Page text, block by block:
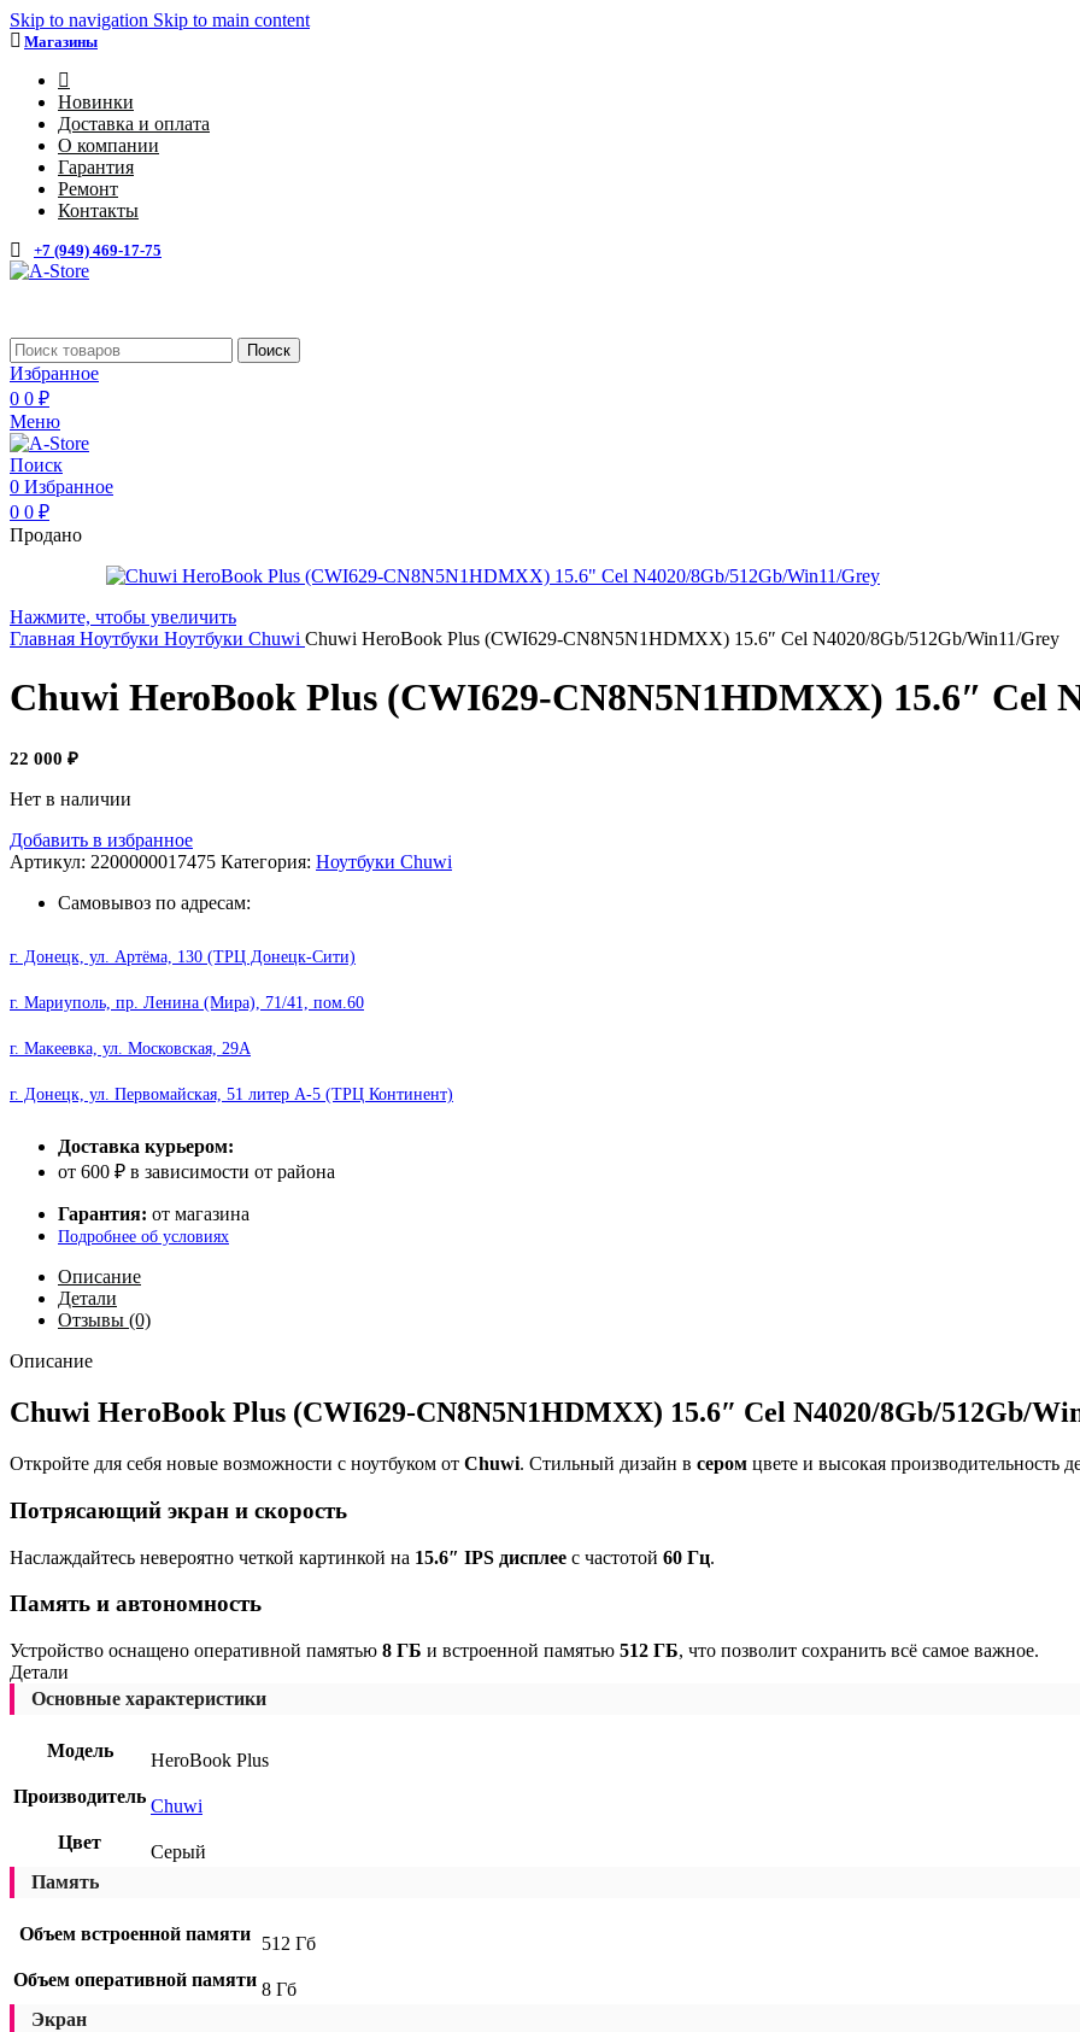
Skip to navigation Skip to main content
Магазины
Новинки
Доставка и оплата
О компании
Гарантия
Ремонт
Контакты
+7 (949) 469-17-75
Поиск
Избранное
0 0 ₽
Меню
Поиск
0 Избранное
0 0 ₽
Продано
Нажмите, чтобы увеличить
Главная Ноутбуки Ноутбуки Chuwi Chuwi HeroBook Plus (CWI629-CN8N5N1HDMXX) 15.6″ Cel N4020/8Gb/512Gb/Win11/Grey
Chuwi HeroBook Plus (CWI629-CN8N5N1HDMXX) 15.6″ Cel
22 000 ₽
Нет в наличии
Добавить в избранное
Артикул: 2200000017475 Категория: Ноутбуки Chuwi
Самовывоз по адресам:
г. Донецк, ул. Артёма, 130 (ТРЦ Донецк-Сити)
г. Мариуполь, пр. Ленина (Мира), 71/41, пом.60
г. Макеевка, ул. Московская, 29А
г. Донецк, ул. Первомайская, 51 литер А-5 (ТРЦ Континент)
Доставка курьером:
от 600 ₽ в зависимости от района
Гарантия: от магазина
Подробнее об условиях
Описание
Детали
Отзывы (0)
Описание
Chuwi HeroBook Plus (CWI629-CN8N5N1HDMXX) 15.6″ Cel N4020/8Gb/512Gb/
Откройте для себя новые возможности с ноутбуком от Chuwi. Стильный дизайн в сером цвете и высокая производительность
Потрясающий экран и скорость
Наслаждайтесь невероятно четкой картинкой на 15.6″ IPS дисплее с частотой 60 Гц.
Память и автономность
Устройство оснащено оперативной памятью 8 ГБ и встроенной памятью 512 ГБ, что позволит сохранить всё самое важное.
Детали
Основные характеристики
Модель
HeroBook Plus
Производитель Chuwi
Цвет
Серый
Память
Объем встроенной памяти 512 Гб
Объем оперативной памяти 8 Гб
Экран